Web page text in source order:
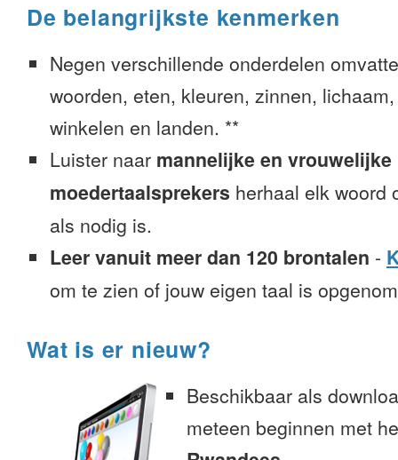
De belangrijkste kenmerken
Negen verschillende onderdelen
woorden, eten, kleuren, zinnen,
winkelen en landen. **
Luister naar mannelijke en vrouwelijke
moedertaalsprekers herhaal elk woord
als nodig is.
Leer vanuit meer dan 120 brontalen -
om te zien of jouw eigen taal is
Wat is er nieuw?
Beschikbaar als
meteen beginnen met